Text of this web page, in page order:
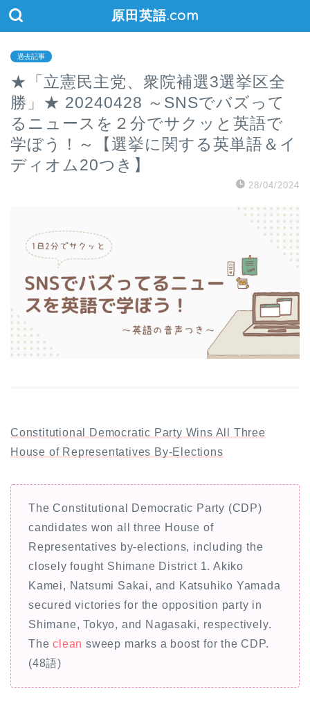
原田英語.com
過去記事
★「立憲民主党、衆院補選3選挙区全
勝」★ 20240428 ～SNSでバズって
るニュースを２分でサクッと英語で
学ぼう！～【選挙に関する英単語＆イ
ディオム20つき】
28/04/2024
Constitutional Democratic Party Wins All Three
House of Representatives By-Elections
The Constitutional Democratic Party (CDP)
candidates won all three House of
Representatives by-elections, including the
closely fought Shimane District 1. Akiko
Kamei, Natsumi Sakai, and Katsuhiko Yamada
secured victories for the opposition party in
Shimane, Tokyo, and Nagasaki, respectively.
Theclean sweep marks a boost for the CDP.
(48語)